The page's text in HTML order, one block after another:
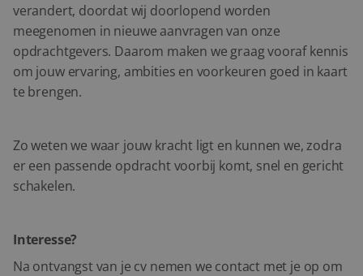
verandert, doordat wij doorlopend worden
meegenomen in nieuwe aanvragen van onze
opdrachtgevers. Daarom maken we graag vooraf kennis
om jouw ervaring, ambities en voorkeuren goed in kaart
te brengen.
Zo weten we waar jouw kracht ligt en kunnen we, zodra
er een passende opdracht voorbij komt, snel en gericht
schakelen.
Interesse?
Na ontvangst van je cv nemen we contact met je op om